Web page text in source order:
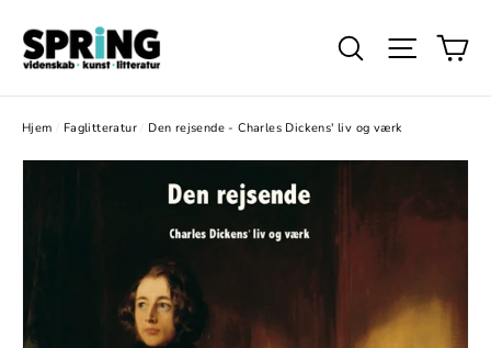
videre
indhold
Søg
Hjem / Faglitteratur / Den rejsende - Charles Dickens' liv og værk